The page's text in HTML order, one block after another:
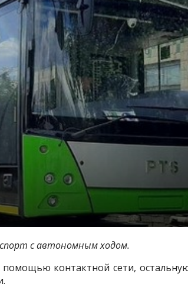
с автономным ходом.
контактной сети,